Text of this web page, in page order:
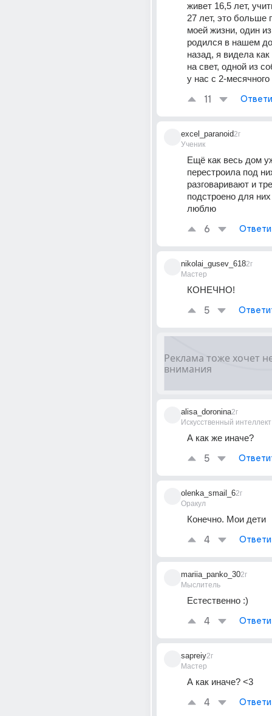
живет 16,5 лет,
27 лет, это больше
моей жизни, один
родился в нашем
назад, я видела
на свет, одной из
у нас с 2-месячного
11
excel_paranoid
Ученик
2г
Ещё как весь дом
перестроила под
разговаривают и
подстроено для
люблю
6
nikolai_gusev_618
Мастер
2г
КОНЕЧНО!
5
alisa_doronina
Искусственный интеллект
2г
А как же иначе?
5
olenka_smail_6
Оракул
2г
Конечно. Мои дети
4
mariia_panko_30
Мыслитель
2г
Естественно :)
4
sapreiy
Мастер
2г
А как иначе? <3
4